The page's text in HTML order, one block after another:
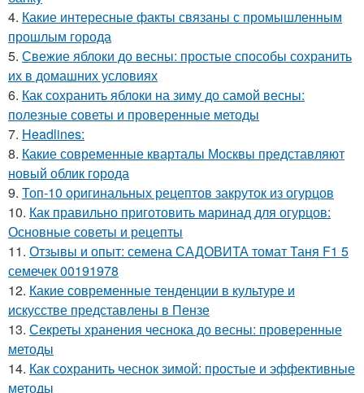
4. Какие интересные факты связаны с промышленным
прошлым города
5. Свежие яблоки до весны: простые способы сохранить
их в домашних условиях
6. Как сохранить яблоки на зиму до самой весны:
полезные советы и проверенные методы
7. Headlines:
8. Какие современные кварталы Москвы представляют
новый облик города
9. Топ-10 оригинальных рецептов закруток из огурцов
10. Как правильно приготовить маринад для огурцов:
Основные советы и рецепты
11. Отзывы и опыт: семена САДОВИТА томат Таня F1 5
семечек 00191978
12. Какие современные тенденции в культуре и
искусстве представлены в Пензе
13. Секреты хранения чеснока до весны: проверенные
методы
14. Как сохранить чеснок зимой: простые и эффективные
методы